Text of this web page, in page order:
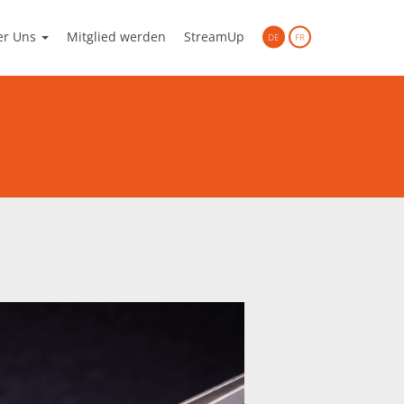
DE FR
Uns Mitglied werden StreamUp